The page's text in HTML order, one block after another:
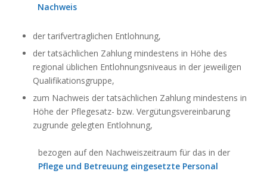
Nachweis
der tarifvertraglichen Entlohnung,
der tatsächlichen Zahlung mindestens in Höhe des
regional üblichen Entlohnungsniveaus in der jeweiligen
Qualifikationsgruppe,
zum Nachweis der tatsächlichen Zahlung mindestens in
Höhe der Pflegesatz- bzw. Vergütungsvereinbarung
zugrunde gelegten Entlohnung,
bezogen auf den Nachweiszeitraum für das in der
Pflege und Betreuung eingesetzte Personal